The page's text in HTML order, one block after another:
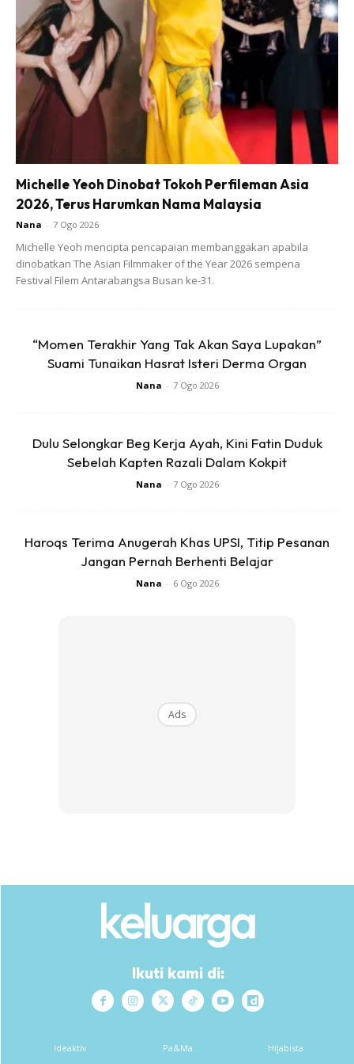
dapat merosakkan saluran pencernaan menerusi gejala
seperti muntah, cirit birit dan sakit perut.
Walaupun sudah dibilas dengan air sehingga bersih, namun
bahan kimia yang terdapat pada ubat gigi boleh menyerap
ke dalam buah dan berpotensi menyebabkan seseorang
mengalami gejala seperti yang disebutkan di atas.
Ads
dengan cara menggosok permukaan kulit buah
menggunakan berus yang lembut/berus khusus di bawah air
Michelle Yeoh Dinobat Tokoh Perfileman Asia
2026, Terus Harumkan Nama Malaysia
Nana - 7 Ogo 2026
Michelle Yeoh mencipta pencapaian membanggakan apabila
dinobatkan The Asian Filmmaker of the Year 2026 sempena
Festival Filem Antarabangsa Busan ke-31.
“Momen Terakhir Yang Tak Akan Saya Lupakan”
Suami Tunaikan Hasrat Isteri Derma Organ
Nana - 7 Ogo 2026
Dulu Selongkar Beg Kerja Ayah, Kini Fatin Duduk
Sebelah Kapten Razali Dalam Kokpit
Nana - 7 Ogo 2026
Haroqs Terima Anugerah Khas UPSI, Titip Pesanan
Jangan Pernah Berhenti Belajar
Nana - 6 Ogo 2026
Ads
Ikuti kami di:
Ideaktiv Pa&Ma Hijabista